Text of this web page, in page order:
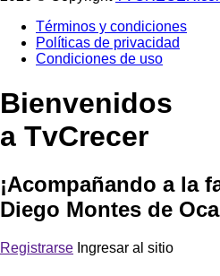
Términos y condiciones
Políticas de privacidad
Condiciones de uso
Bienvenidos
a TvCrecer
¡Acompañando a la
Diego Montes de
Registrarse Ingresar al sitio